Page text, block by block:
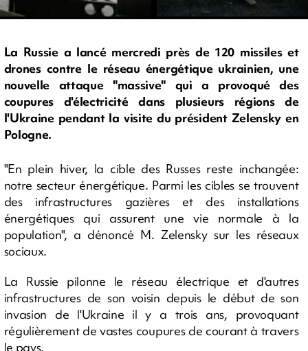
La Russie a lancé mercredi près de 120 missiles et
drones contre le réseau énergétique ukrainien, une
nouvelle attaque "massive" qui a provoqué des
coupures d'électricité dans plusieurs régions de
l'Ukraine pendant la visite du président Zelensky en
Pologne.
"En plein hiver, la cible des Russes reste inchangée:
notre secteur énergétique. Parmi les cibles se trouvent
des infrastructures gazières et des installations
énergétiques qui assurent une vie normale à la
population", a dénoncé M. Zelensky sur les réseaux
sociaux.
La Russie pilonne le réseau électrique et d'autres
infrastructures de son voisin depuis le début de son
invasion de l'Ukraine il y a trois ans, provoquant
régulièrement de vastes coupures de courant à travers
le pays.